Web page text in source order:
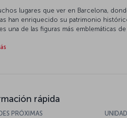
lugares que ver en Barcelona,
han enriquecido su patrimonio
una de las figuras más emblemáticas
una visita. El Park Güell de Gaudí es
rápida
PRÓXIMAS